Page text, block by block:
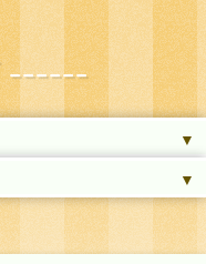
------
▼
▼